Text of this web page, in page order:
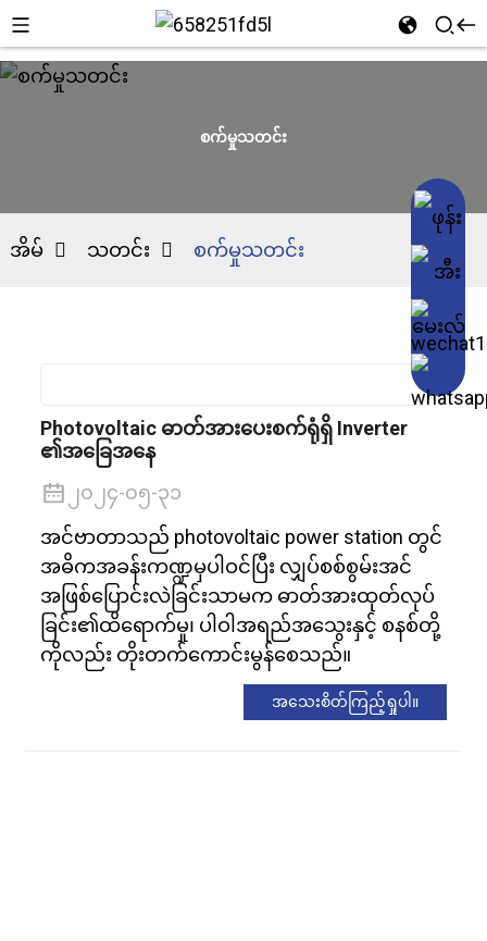
စက်မှုသတင်း
အိမ် သတင်း စက်မှုသတင်း
Photovoltaic ဓာတ်အားပေးစက်ရုံရှိ Inverter
၏အခြေအနေ
၂၀၂၄-၀၅-၃၁
အင်ဗာတာသည် photovoltaic power station တွင်
အဓိကအခန်းကဏ္ဍမှပါဝင်ပြီး လျှပ်စစ်စွမ်းအင်
အဖြစ်ပြောင်းလဲခြင်းသာမက ဓာတ်အားထုတ်လုပ်
ခြင်း၏ထိရောက်မှု၊ ပါဝါအရည်အသွေးနှင့် စနစ်တို့
ကိုလည်း တိုးတက်ကောင်းမွန်စေသည်။
အသေးစိတ်ကြည့်ရှုပါ။